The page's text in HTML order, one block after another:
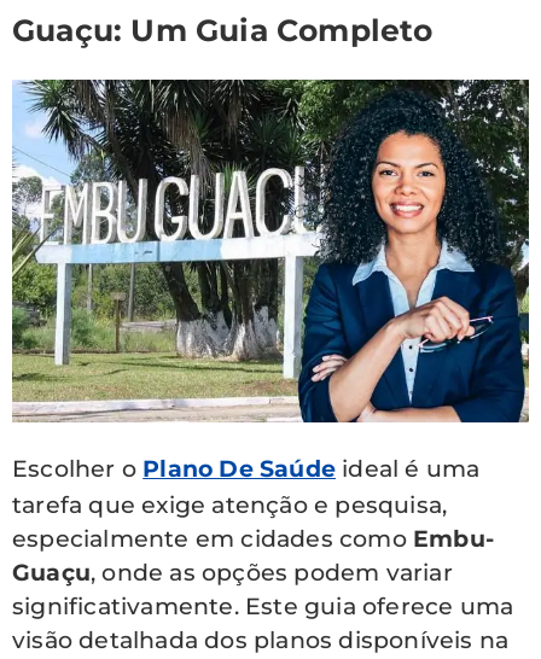
Guaçu: Um Guia Completo
Escolher o Plano De Saúde ideal é uma
tarefa que exige atenção e pesquisa,
especialmente em cidades como Embu-
Guaçu, onde as opções podem variar
significativamente. Este guia oferece uma
visão detalhada dos planos disponíveis na